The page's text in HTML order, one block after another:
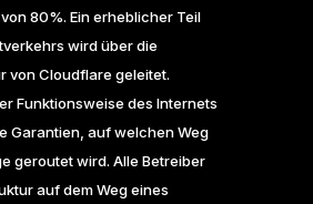
80%. Ein erheblicher Teil
wird über die
von Cloudflare geleitet.
Funktionsweise des Internets
Garantien, auf welchen Weg
geroutet wird. Alle Betreiber
auf dem Weg eines